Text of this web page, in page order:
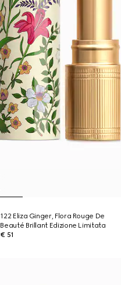
122 Eliza Ginger, Flora Rouge De
Beauté Brillant Edizione Limitata
€ 51